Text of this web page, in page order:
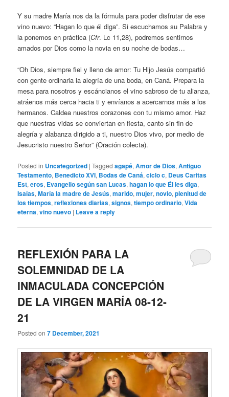
Y su madre María nos da la fórmula para poder disfrutar de ese
vino nuevo: “Hagan lo que él diga”. Si escuchamos su Palabra y
la ponemos en práctica (Cfr. Lc 11,28), podremos sentirnos
amados por Dios como la novia en su noche de bodas…
“Oh Dios, siempre fiel y lleno de amor: Tu Hijo Jesús compartió
con gente ordinaria la alegría de una boda, en Caná. Prepara la
mesa para nosotros y escáncianos el vino sabroso de tu alianza,
atráenos más cerca hacia ti y envíanos a acercarnos más a los
hermanos. Caldea nuestros corazones con tu mismo amor. Haz
que nuestras vidas se conviertan en fiesta, canto sin fin de
alegría y alabanza dirigido a ti, nuestro Dios vivo, por medio de
Jesucristo nuestro Señor” (Oración colecta).
Posted in Uncategorized |Tagged agapé,Amor de Dios,Antiguo
Testamento, Benedicto XVI, Bodas de Caná,ciclo c, Deus Caritas
Est,eros, Evangelio según san Lucas,hagan lo que Él les diga,
Isaías,María la madre de Jesús,marido,mujer,novio,plenitud de
los tiempos,reflexiones diarias,signos,tiempo ordinario,Vida
eterna,vino nuevo | Leave a reply
REFLEXIÓN PARA LA
SOLEMNIDAD DE LA
INMACULADA CONCEPCIÓN
DE LA VIRGEN MARÍA 08-12-
21
Posted on7 December, 2021